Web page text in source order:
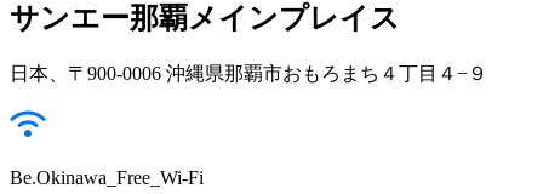
サンエー那覇メインプレイス
日本、〒900-0006 沖縄県那覇市おもろまち４丁目４−９
Be.Okinawa_Free_Wi-Fi